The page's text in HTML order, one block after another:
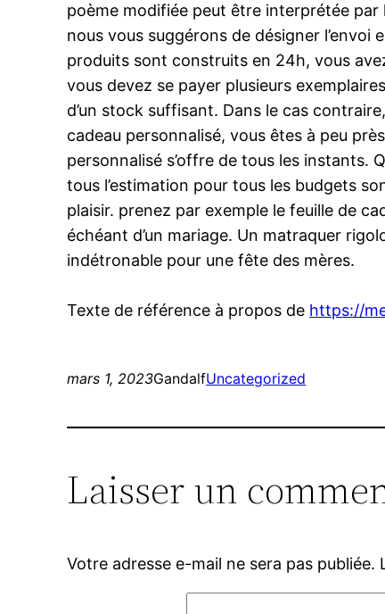
poème modifiée peut être interprétée par
nous vous suggérons de désigner l’envoi
produits sont construits en 24h, vous
vous devez se payer plusieurs
d’un stock suffisant. Dans le cas
cadeau personnalisé, vous êtes à peu
personnalisé s’offre de tous les instants.
tous l’estimation pour tous les budgets
plaisir. prenez par exemple le feuille de
échéant d’un mariage. Un matraquer
indétronable pour une fête des mères.
Texte de référence à propos de https://
mars 1, 2023GandalfUncategorized
Laisser un
Votre adresse e-mail ne sera pas publiée.